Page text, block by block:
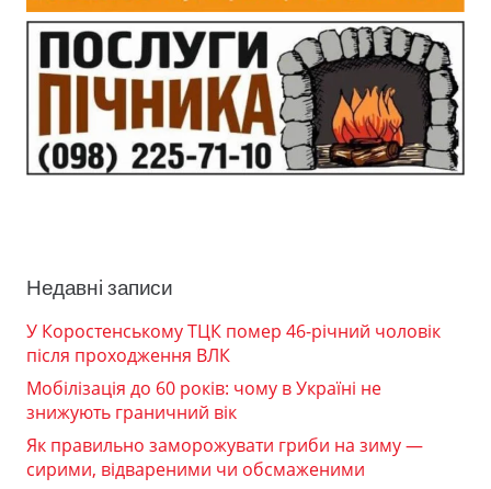
Недавні записи
У Коростенському ТЦК помер 46-річний чоловік
після проходження ВЛК
Мобілізація до 60 років: чому в Україні не
знижують граничний вік
Як правильно заморожувати гриби на зиму —
сирими, відвареними чи обсмаженими